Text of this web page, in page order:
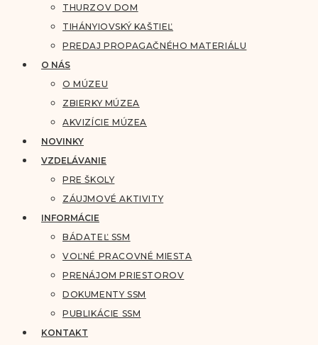
THURZOV DOM
TIHÁNYIOVSKÝ KAŠTIEĽ
PREDAJ PROPAGAČNÉHO MATERIÁLU
O NÁS
O MÚZEU
ZBIERKY MÚZEA
AKVIZÍCIE MÚZEA
NOVINKY
VZDELÁVANIE
PRE ŠKOLY
ZÁUJMOVÉ AKTIVITY
INFORMÁCIE
BÁDATEĽ SSM
VOĽNÉ PRACOVNÉ MIESTA
PRENÁJOM PRIESTOROV
DOKUMENTY SSM
PUBLIKÁCIE SSM
KONTAKT